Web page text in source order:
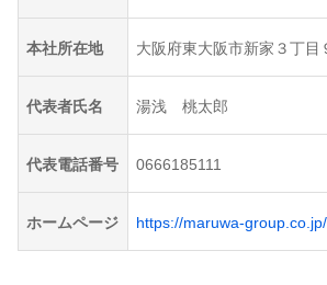
本社所在地 大阪府東大阪市新家３丁目
代表者氏名 湯浅 桃太郎
代表電話番号 0666185111
ホームページ https://maruwa-group.co.jp/